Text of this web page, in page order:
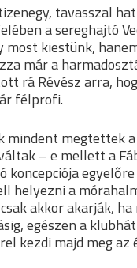
tavasszal
a sereghajtó
most kiestünk,
már a
rá Révész arra,
félprofi.
megtettek
– e mellett a
koncepciója
helyezni a
akkor akarják,
egészen a
kezdi majd meg